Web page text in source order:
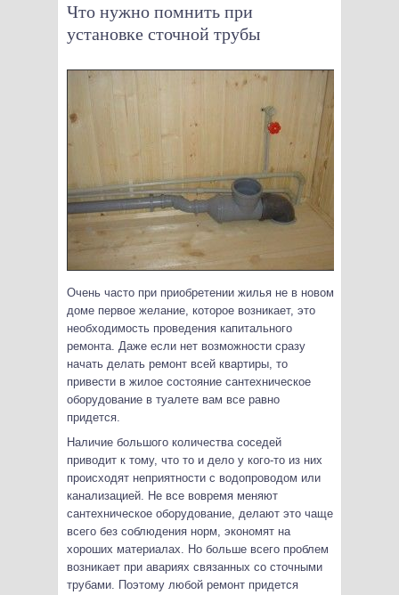
Что нужно помнить при
установке сточной трубы
Очень часто при приобретении жилья не в новом
доме первое желание, которое возникает, это
необходимость проведения капитального
ремонта. Даже если нет возможности сразу
начать делать ремонт всей квартиры, то
привести в жилое состояние сантехническое
оборудование в туалете вам все равно
придется.
Наличие большого количества соседей
приводит к тому, что то и дело у кого-то из них
происходят неприятности с водопроводом или
канализацией. Не все вовремя меняют
сантехническое оборудование, делают это чаще
всего без соблюдения норм, экономят на
хороших материалах. Но больше всего проблем
возникает при авариях связанных со сточными
трубами. Поэтому любой ремонт придется